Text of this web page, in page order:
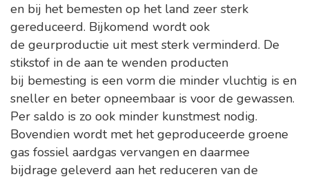
en bij het bemesten op het land zeer sterk
gereduceerd. Bijkomend wordt ook
de geurproductie uit mest sterk verminderd. De
stikstof in de aan te wenden producten
bij bemesting is een vorm die minder vluchtig is en
sneller en beter opneembaar is voor de gewassen.
Per saldo is zo ook minder kunstmest nodig.
Bovendien wordt met het geproduceerde groene
gas fossiel aardgas vervangen en daarmee
bijdrage geleverd aan het reduceren van de